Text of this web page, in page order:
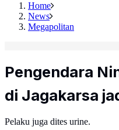
Home
News
Megapolitan
Pengendara
di Jagakarsa
Pelaku juga dites urine.